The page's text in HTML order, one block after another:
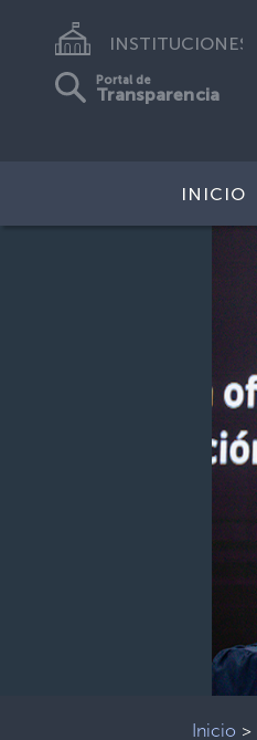
INSTITUCIONES
Portal de
Transparencia
INICIO
Inicio >